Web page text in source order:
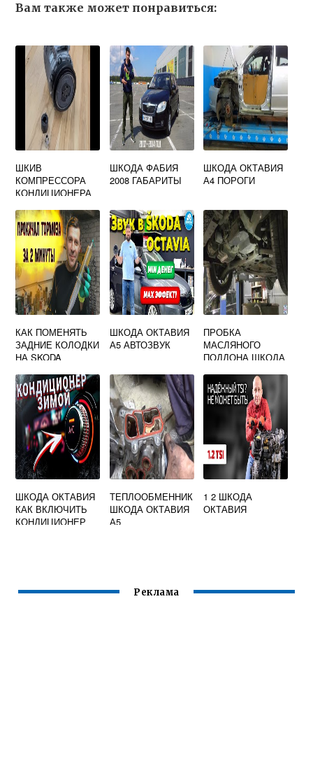
Вам также может понравиться:
ШКИВ
КОМПРЕССОРА
КОНДИЦИОНЕРА
А7
ШКОДА ФАБИЯ
2008 ГАБАРИТЫ
ШКОДА ОКТАВИЯ
А4 ПОРОГИ
КАК ПОМЕНЯТЬ
ЗАДНИЕ КОЛОДКИ
НА SKODA
ВИДЕО
ШКОДА ОКТАВИЯ
А5 АВТОЗВУК
ПРОБКА
МАСЛЯНОГО
ПОДДОНА ШКОДА
ШКОДА ОКТАВИЯ
КАК ВКЛЮЧИТЬ
КОНДИЦИОНЕР
ТЕПЛООБМЕННИК
ШКОДА ОКТАВИЯ
А5
1 2 ШКОДА
ОКТАВИЯ
Реклама